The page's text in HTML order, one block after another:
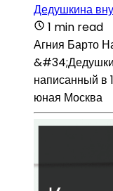
Дедушкина
1 min read
Агния Барто
написанный в
юная Москва